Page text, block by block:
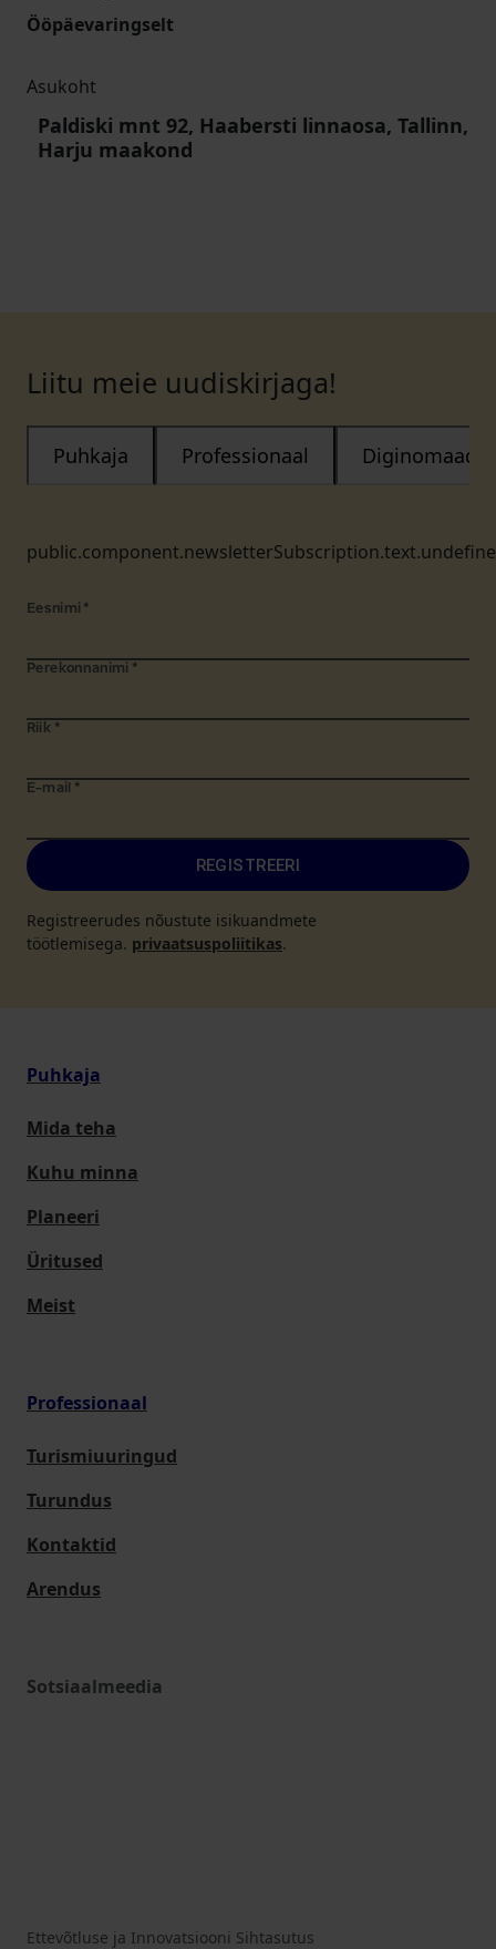
Ööpäevaringselt
Asukoht
Paldiski mnt 92, Haabersti linnaosa, Tallinn,
Harju maakond
Liitu meie uudiskirjaga!
Puhkaja Professionaal Diginomaad
Eesnimi *
Perekonnanimi *
Riik *
E-mail *
REGISTREERI
Registreerudes nõustute isikuandmete
töötlemisega. privaatsuspoliitikas.
Puhkaja
Mida teha
Kuhu minna
Planeeri
Üritused
Meist
Professionaal
Turismiuuringud
Turundus
Kontaktid
Arendus
Sotsiaalmeedia
Ettevõtluse ja Innovatsiooni Sihtasutus